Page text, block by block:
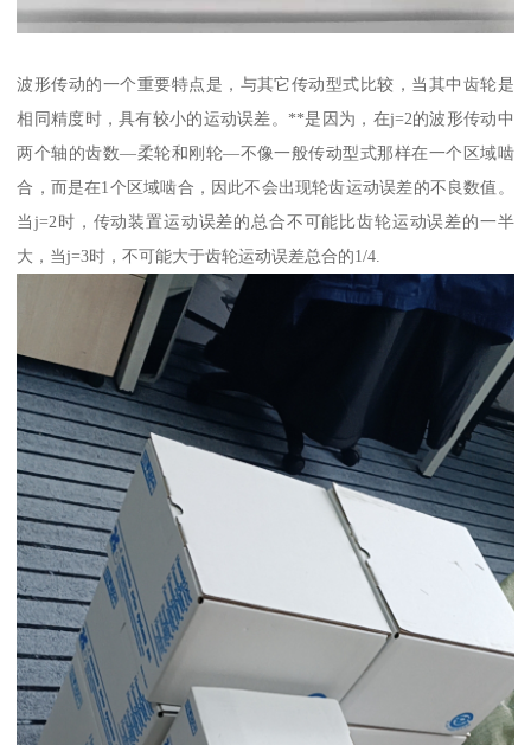
波形传动的一个重要特点是，与其它传动型式比较，当其中齿轮是
相同精度时，具有较小的运动误差。**是因为，在j=2的波形传动中
两个轴的齿数—柔轮和刚轮—不像一般传动型式那样在一个区域啮
合，而是在1个区域啮合，因此不会出现轮齿运动误差的不良数值。
当j=2时，传动装置运动误差的总合不可能比齿轮运动误差的一半
大，当j=3时，不可能大于齿轮运动误差总合的1/4.